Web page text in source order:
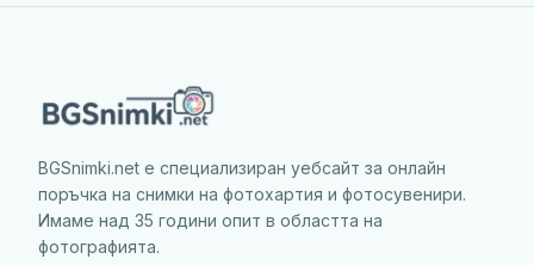
BGSnimki.net е специализиран уебсайт за онлайн
поръчка на снимки на фотохартия и фотосувенири.
Имаме над 35 години опит в областта на
фотографията.